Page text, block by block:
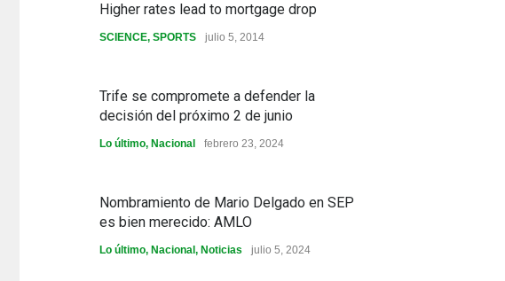
Higher rates lead to mortgage drop
SCIENCE, SPORTS julio 5, 2014
Trife se compromete a defender la
decisión del próximo 2 de junio
Lo último, Nacional febrero 23, 2024
Nombramiento de Mario Delgado en SEP
es bien merecido: AMLO
Lo último, Nacional , Noticias julio 5, 2024